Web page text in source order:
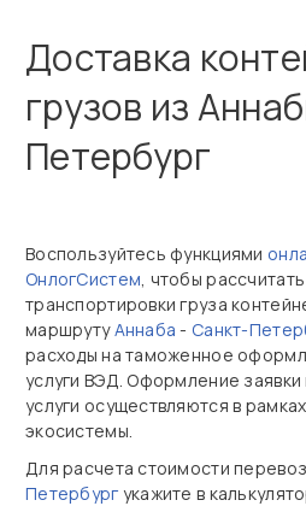
Доставка
грузов из
Петербург
Воспользуйтесь функциями
ОнлогСистем, чтобы
транспортировки груза
маршрутуАннаба - Санкт-
расходы на таможенное
услуги ВЭД. Оформление заявки
услуги осуществляются в
экосистемы.
Для расчета стоимости
Петербург укажите в